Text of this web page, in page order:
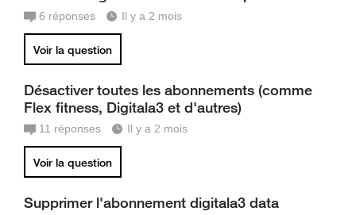
6 réponses Il y a 2 mois
Voir la question
Désactiver toutes les abonnements (comme
Flex fitness, Digitala3 et d'autres)
11 réponses Il y a 2 mois
Voir la question
Supprimer l'abonnement digitala3 data